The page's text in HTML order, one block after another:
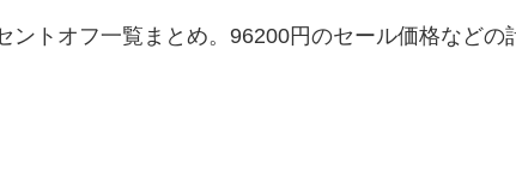
ントオフ一覧まとめ。96200円のセール価格などの